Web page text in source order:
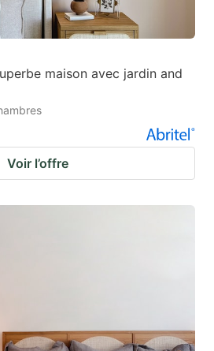
maison avec jardin and
Voir l’offre